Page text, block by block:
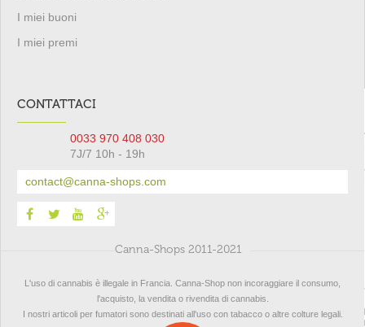
I miei buoni
I miei premi
CONTATTACI
0033 970 408 030
7J/7 10h - 19h
contact@canna-shops.com
Canna-Shops 2011-2021
L'uso di cannabis è illegale in Francia. Canna-Shop non incoraggiare il consumo,
l'acquisto, la vendita o rivendita di cannabis.
I nostri articoli per fumatori sono destinati all'uso con tabacco o altre colture legali.